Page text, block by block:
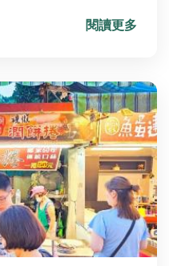
掌握這道經典湯品。
閱讀更多